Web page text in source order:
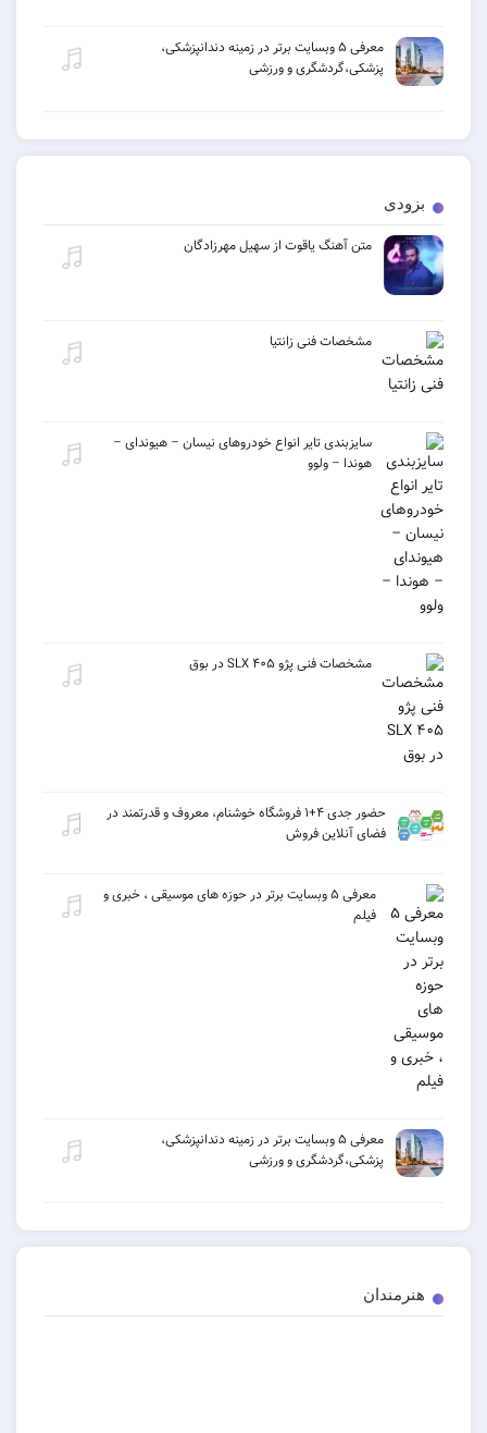
معرفی ۵ وبسایت برتر در زمینه دندانپزشکی،
پزشکی،گردشگری و ورزشی
بزودی
متن آهنگ یاقوت از سهیل مهرزادگان
مشخصات فنی زانتیا
سایزبندی تایر انواع خودروهای نیسان – هیوندای –
هوندا – ولوو
مشخصات فنی پژو ۴۰۵ SLX در بوق
حضور جدی ۴+۱ فروشگاه خوشنام، معروف و قدرتمند در
فضای آنلاین فروش
معرفی ۵ وبسایت برتر در حوزه های موسیقی ، خبری و
فیلم
معرفی ۵ وبسایت برتر در زمینه دندانپزشکی،
پزشکی،گردشگری و ورزشی
هنرمندان